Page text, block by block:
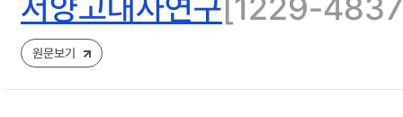
원문보기